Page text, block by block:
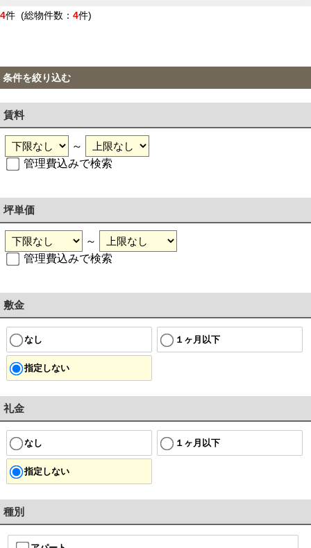
4件 (総物件数： 4件)
条件を絞り込む
賃料
～
管理費込みで検索
坪単価
～
管理費込みで検索
敷金
なし １ヶ月以下
指定しない
礼金
なし １ヶ月以下
指定しない
種別